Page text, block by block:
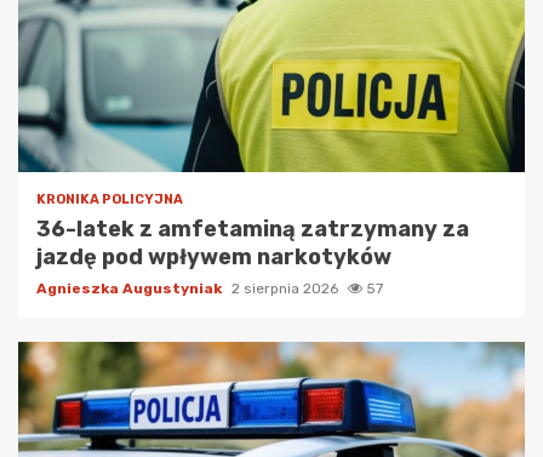
KRONIKA POLICYJNA
36-latek z amfetaminą zatrzymany za
jazdę pod wpływem narkotyków
Agnieszka Augustyniak 2 sierpnia 2026 57